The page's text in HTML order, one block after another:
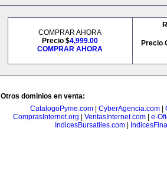
COMPRAR AHORA
Precio $4,999.00
COMPRAR AHORA
Precio
Otros dominios en venta:
CatalogoPyme.com
CyberAgencia.com
ComprasInternet.org
VentasInternet.com| e-
IndicesBursatiles.com|